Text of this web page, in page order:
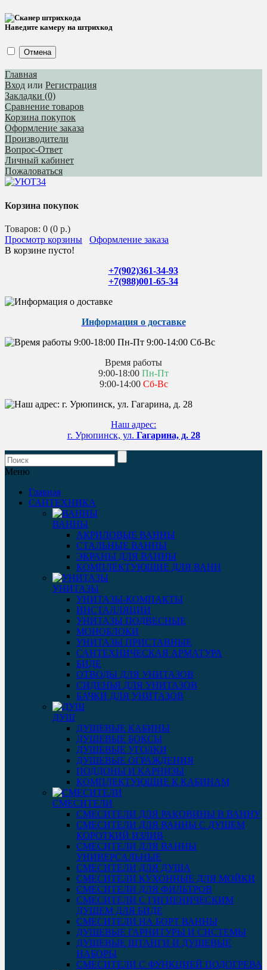
Наведите камеру на штрихкод
Отмена
Главная
Вход или Регистрация
Закладки (0)
Сравнение товаров
Корзина покупок
Оформление заказа
Производители
Вопрос-Ответ
Личный кабинет
Пожаловаться
Корзина покупок
Товаров: 0 (0 р.)
Просмотр корзины
Оформление заказа
В корзине пусто!
+7(902)361-34-93
+7(988)001-65-34
Информация о доставке
Время работы
9:00-18:00 Пн-Пт
9:00-14:00 Сб-Вс
Наш адрес:
г. Урюпинск, ул. Гагарина, д. 28
Меню
Главная
САНТЕХНИКА
ВАННЫ
АКРИЛОВЫЕ ВАННЫ
СТАЛЬНЫЕ ВАННЫ
ЭКРАНЫ ДЛЯ ВАННЫ
КОМПЛЕКТУЮЩИЕ ДЛЯ ВАНН
УНИТАЗЫ
УНИТАЗЫ-КОМПАКТЫ
ИНСТАЛЛЯЦИИ
УНИТАЗЫ ПОДВЕСНЫЕ
МОНОБЛОКИ
УНИТАЗЫ ПРИСТАВНЫЕ
САНТЕХНИЧЕСКАЯ АРМАТУРА
БИДЕ
ОТВОДЫ ДЛЯ УНИТАЗОВ
СИДЕНЬЯ ДЛЯ УНИТАЗОВ
БАЧКИ ДЛЯ УНИТАЗОВ
ДУШ
ДУШЕВЫЕ КАБИНЫ
ДУШЕВЫЕ БОКСЫ
ДУШЕВЫЕ УГОЛКИ
ДУШЕВЫЕ ОГРАЖДЕНИЯ
ПОДДОНЫ И КАРНИЗЫ
КОМПЛЕКТУЮЩИЕ К КАБИНАМ
СМЕСИТЕЛИ
СМЕСИТЕЛИ ДЛЯ РАКОВИНЫ В ВАННУ
СМЕСИТЕЛИ ДЛЯ ВАННЫ С ДУШЕМ
КОРОТКИЙ ИЗЛИВ
СМЕСИТЕЛИ ДЛЯ ВАННЫ
УНИВЕРСАЛЬНЫЕ
СМЕСИТЕЛИ ДЛЯ ДУША
СМЕСИТЕЛИ КУХОННЫЕ ДЛЯ МОЙКИ
СМЕСИТЕЛИ ДЛЯ ФИЛЬТРОВ
СМЕСИТЕЛИ С ГИГИЕНИЧЕСКИМ
ДУШЕМ ДЛЯ БИДЕ
СМЕСИТЕЛИ НА БОРТ ВАННЫ
ДУШЕВЫЕ ГАРНИТУРЫ И СИСТЕМЫ
ДУШЕВЫЕ ШТАНГИ И ДУШЕВЫЕ
НАБОРЫ
СМЕСИТЕЛИ С ФУНКЦИЕЙ ПОДОГРЕВА